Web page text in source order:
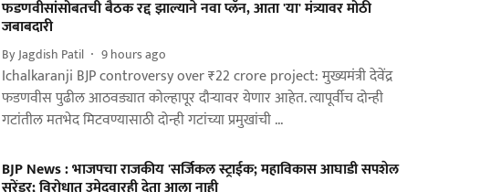
फडणवीसांसोबतची बैठक रद्द झाल्याने नवा प्लॅन, आता 'या' मंत्र्यावर मोठी
जबाबदारी
ByJagdish Patil 9 hours ago
Ichalkaranji BJP controversy over ₹22 crore project: मुख्यमंत्री देवेंद्र
फडणवीस पुढील आठवड्यात कोल्हापूर दौऱ्यावर येणार आहेत. त्यापूर्वीच दोन्ही
गटांतील मतभेद मिटवण्यासाठी दोन्ही गटांच्या प्रमुखांची ...
BJP News : भाजपचा राजकीय 'सर्जिकल स्ट्राईक; महाविकास आघाडी सपशेल